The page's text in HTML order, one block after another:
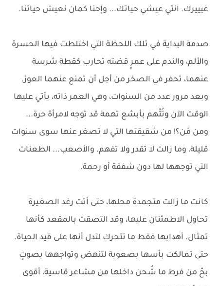
غيييرك. انتي عيشي حياتك... وإحنا كمان نعيش حياتنا.
صدمة البداية في تلك اللحظة التي اختلطت فيها الحسرة
والألم، والندم على عمرٍ قضته تحارب كقطة شرسة
عنهما، تحفر في الصخر من أجل أن تمنع عنهما العوز.
وبعد مرور عدد من السنوات، وهي العمر ذاته، يأتي عليها
الوقت الآن وتُتّهم بأبشع تهمة قد توجه لامرأة حرة...
ومن مَن؟! من شقيقتها التي لا تصغر عنها سوى سنوات
قليلة، وما زالت لا تقدر ولا تفهم. والأصعب... الطعنات
التي توجهها لها دون شفقة أو رحمة.
كانت ما زالت متجمدة محلها، حتى أتت رغد الصغيرة
تحاول الاطمئنان عليها، وقد التصقت بالمقعد كأنها
تمثال. أهدابها فقط ما تتحرك لتدل أنها على قيد الحياة.
حتى تمالكت بأسها بصعوبة لتنهض وتواجهها بصوتٍ
بحّ من فرط ما شُحن داخلها من مشاعر قاسية، أقوى